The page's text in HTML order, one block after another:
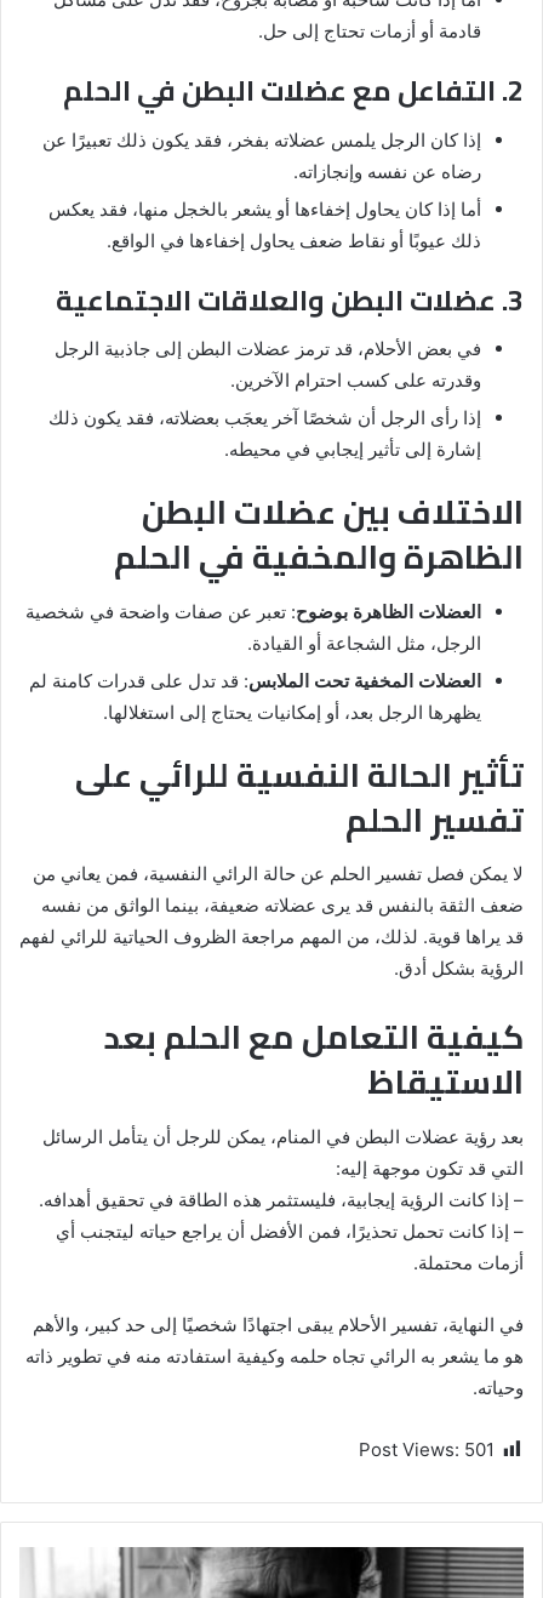
قادمة أو أزمات تحتاج إلى حل.
2. التفاعل مع عضلات البطن في الحلم
إذا كان الرجل يلمس عضلاته بفخر، فقد يكون ذلك تعبيرًا عن
رضاه عن نفسه وإنجازاته.
أما إذا كان يحاول إخفاءها أو يشعر بالخجل منها، فقد يعكس
ذلك عيوبًا أو نقاط ضعف يحاول إخفاءها في الواقع.
3. عضلات البطن والعلاقات الاجتماعية
في بعض الأحلام، قد ترمز عضلات البطن إلى جاذبية الرجل
وقدرته على كسب احترام الآخرين.
إذا رأى الرجل أن شخصًا آخر يعجَب بعضلاته، فقد يكون ذلك
إشارة إلى تأثير إيجابي في محيطه.
الاختلاف بين عضلات البطن
الظاهرة والمخفية في الحلم
العضلات الظاهرة بوضوح: تعبر عن صفات واضحة في شخصية
الرجل، مثل الشجاعة أو القيادة.
العضلات المخفية تحت الملابس: قد تدل على قدرات كامنة لم
يظهرها الرجل بعد، أو إمكانيات يحتاج إلى استغلالها.
تأثير الحالة النفسية للرائي على
تفسير الحلم
لا يمكن فصل تفسير الحلم عن حالة الرائي النفسية، فمن يعاني من
ضعف الثقة بالنفس قد يرى عضلاته ضعيفة، بينما الواثق من نفسه
قد يراها قوية. لذلك، من المهم مراجعة الظروف الحياتية للرائي لفهم
الرؤية بشكل أدق.
كيفية التعامل مع الحلم بعد
الاستيقاظ
بعد رؤية عضلات البطن في المنام، يمكن للرجل أن يتأمل الرسائل
التي قد تكون موجهة إليه:
– إذا كانت الرؤية إيجابية، فليستثمر هذه الطاقة في تحقيق أهدافه.
– إذا كانت تحمل تحذيرًا، فمن الأفضل أن يراجع حياته ليتجنب أي
أزمات محتملة.
في النهاية، تفسير الأحلام يبقى اجتهادًا شخصيًا إلى حد كبير، والأهم
هو ما يشعر به الرائي تجاه حلمه وكيفية استفادته منه في تطوير ذاته
وحياته.
Post Views: 501